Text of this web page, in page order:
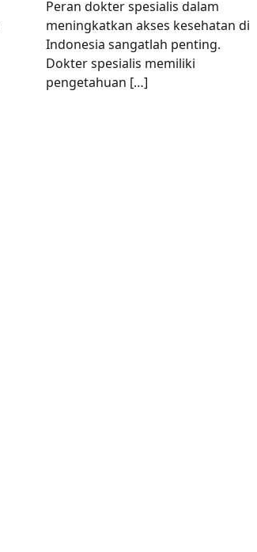
Peran dokter spesialis dalam
meningkatkan akses kesehatan di
Indonesia sangatlah penting.
Dokter spesialis memiliki
pengetahuan […]